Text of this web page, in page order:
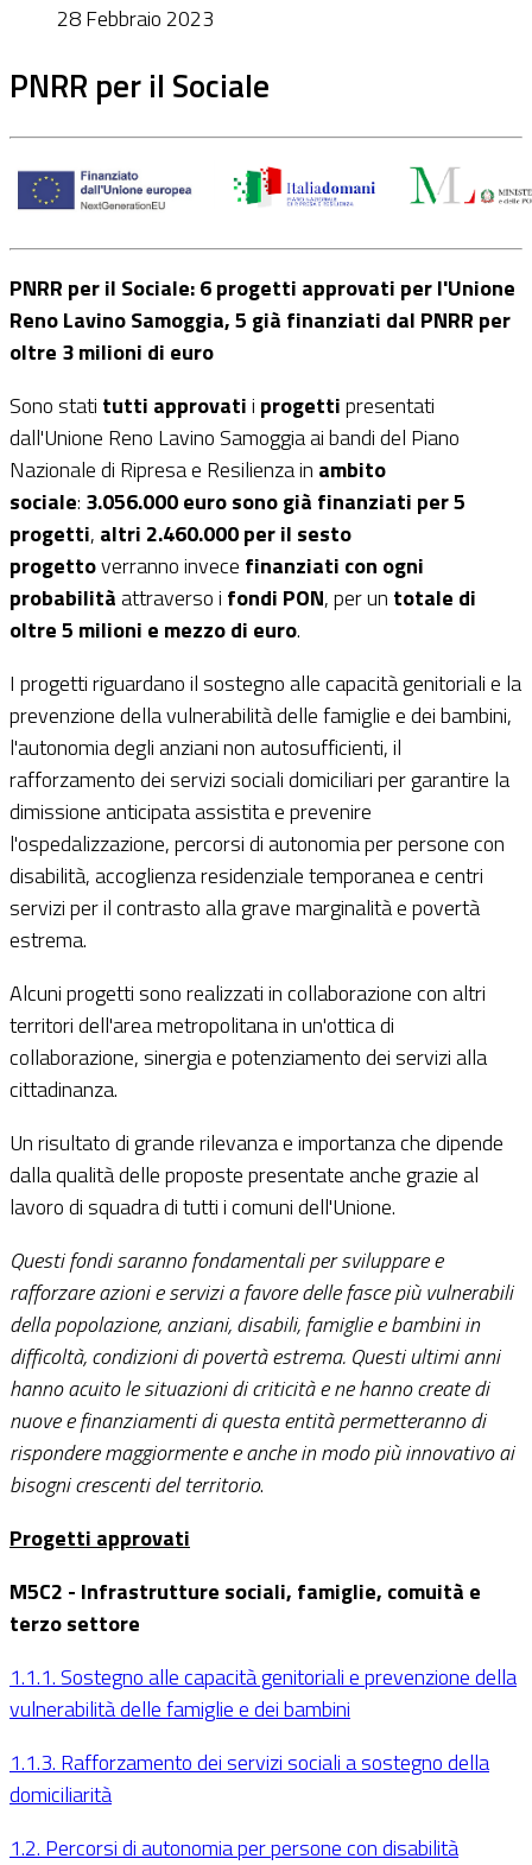
28 Febbraio 2023
PNRR per il Sociale
PNRR per il Sociale: 6 progetti approvati per l'Unione
Reno Lavino Samoggia, 5 già finanziati dal PNRR per
oltre 3 milioni di euro
Sono stati tutti approvatii progettipresentati
dall'Unione Reno Lavino Samoggia ai bandi del Piano
Nazionale di Ripresa e Resilienza in ambito
sociale: 3.056.000 euro sono già finanziati per 5
progetti, altri 2.460.000 per il sesto
progettoverranno invece finanziati con ogni
probabilitàattraverso i fondi PON, per un totale di
oltre 5 milioni e mezzo di euro.
I progetti riguardano il sostegno alle capacità genitoriali e la
prevenzione della vulnerabilità delle famiglie e dei bambini,
l'autonomia degli anziani non autosufficienti, il
rafforzamento dei servizi sociali domiciliari per garantire la
dimissione anticipata assistita e prevenire
l'ospedalizzazione, percorsi di autonomia per persone con
disabilità, accoglienza residenziale temporanea e centri
servizi per il contrasto alla grave marginalità e povertà
estrema.
Alcuni progetti sono realizzati in collaborazione con altri
territori dell'area metropolitana in un'ottica di
collaborazione, sinergia e potenziamento dei servizi alla
cittadinanza.
Un risultato di grande rilevanza e importanza che dipende
dalla qualità delle proposte presentate anche grazie al
lavoro di squadra di tutti i comuni dell'Unione.
Questi fondi saranno fondamentali per sviluppare e
rafforzare azioni e servizi a favore delle fasce più vulnerabili
della popolazione, anziani, disabili, famiglie e bambini in
difficoltà, condizioni di povertà estrema. Questi ultimi anni
hanno acuito le situazioni di criticità e ne hanno create di
nuove e finanziamenti di questa entità permetteranno di
rispondere maggiormente e anche in modo più innovativo ai
bisogni crescenti del territorio.
Progetti approvati
M5C2 - Infrastrutture sociali, famiglie, comuità e
terzo settore
1.1.1. Sostegno alle capacità genitoriali e prevenzione della
vulnerabilità delle famiglie e dei bambini
1.1.3. Rafforzamento dei servizi sociali a sostegno della
domiciliarità
1.2. Percorsi di autonomia per persone con disabilità